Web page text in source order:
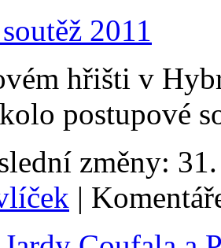
2011
hřišti v
postupové
změny:
|